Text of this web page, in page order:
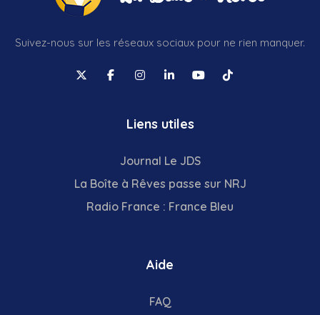
Suivez-nous sur les réseaux sociaux pour ne rien manquer.
Liens utiles
Journal Le JDS
La Boîte à Rêves passe sur NRJ
Radio France : France Bleu
Aide
FAQ